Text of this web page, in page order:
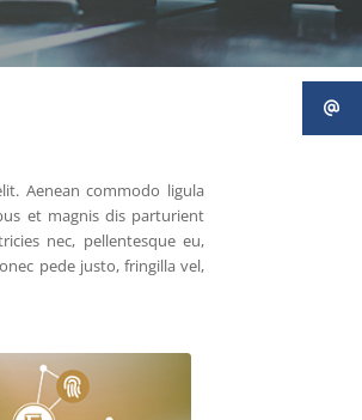
Aenean commodo ligula
et magnis dis parturient
nec, pellentesque eu,
pede justo, fringilla vel,